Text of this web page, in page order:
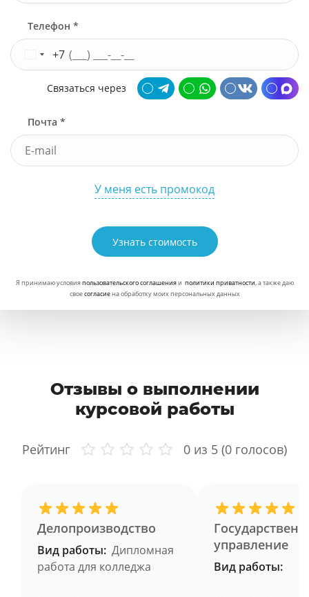
Телефон *
+7
Связаться через
Почта *
У меня есть промокод
Узнать стоимость
Я принимаю условияпользовательского соглашенияи политики приватности, а также даю
своесогласиена обработку моих персональных данных
Отзывы о выполнении
курсовой работы
Рейтинг 0 из 5 (0 голосов)
Делопроизводство
Вид работы: Дипломная
работа для колледжа
управление
Вид работы: